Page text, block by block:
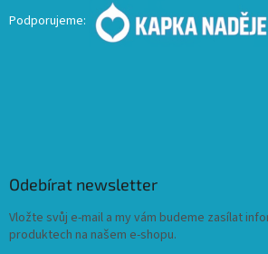
Podporujeme:
Odebírat newsletter
Vložte svůj e-mail a my vám budeme zasílat
produktech na našem e-shopu.